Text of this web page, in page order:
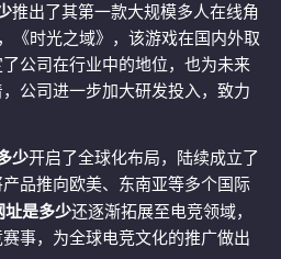
推出了其第一款大规模多人在线角
《时光之域》，该游戏在国内外取
公司在行业中的地位，也为未来
公司进一步加大研发投入，致力
少开启了全球化布局，陆续成立了
品推向欧美、东南亚等多个国际
址是多少还逐渐拓展至电竞领域，
事，为全球电竞文化的推广做出